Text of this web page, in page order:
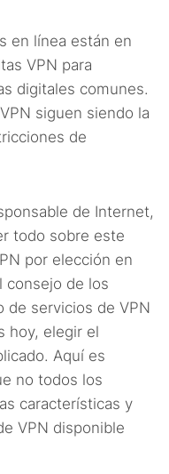
en línea están en
VPN para
digitales comunes.
siguen siendo la
de
de Internet,
todo sobre este
por elección en
consejo de los
de servicios de VPN
hoy, elegir el
Aquí es
no todos los
características y
VPN disponible